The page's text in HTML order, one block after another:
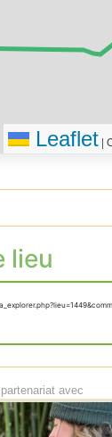
Leaflet |
lieu
avec